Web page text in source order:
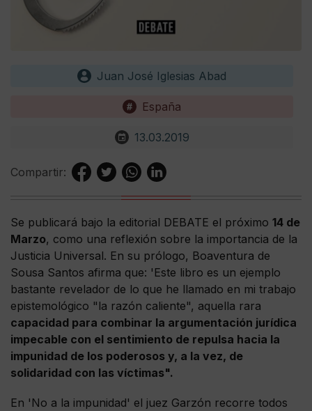
Juan José Iglesias Abad
España
13.03.2019
Compartir:
Se publicará bajo la editorial DEBATE el próximo 14 de
Marzo, como una reflexión sobre la importancia de la
Justicia Universal. En su prólogo, Boaventura de
Sousa Santos afirma que: 'Este libro es un ejemplo
bastante revelador de lo que he llamado en mi trabajo
epistemológico "la razón caliente", aquella rara
capacidad para combinar la argumentación jurídica
impecable con el sentimiento de repulsa hacia la
impunidad de los poderosos y, a la vez, de
solidaridad con las víctimas".
En 'No a la impunidad' el juez Garzón recorre todos